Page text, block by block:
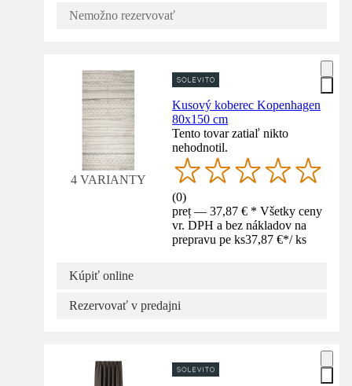
Nemožno rezervovať
4 VARIANTY
Kusový koberec Kopenhagen
80x150 cm
Tento tovar zatiaľ nikto
nehodnotil.
(0)
preț — 37,87 € * Všetky ceny
vr. DPH a bez nákladov na
prepravu pe ks37,87 €*/ ks
Kúpiť online
Rezervovať v predajni